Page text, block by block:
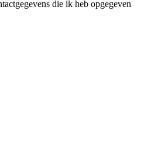
die ik heb opgegeven